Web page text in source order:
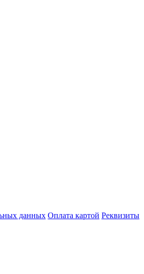
данных Оплата картой Реквизиты